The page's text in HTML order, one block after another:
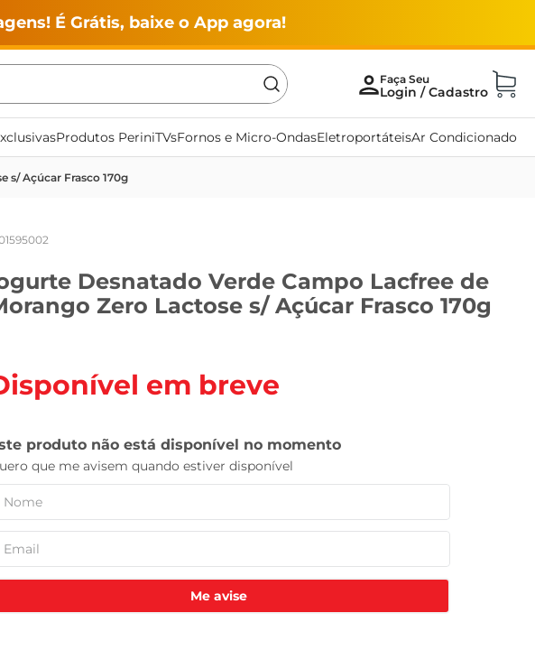
É Grátis, baixe o App agora!
Produtos PeriniTVsFornos e Micro-OndasEletroportáteisAr Condicionado
s/ Açúcar Frasco 170g
Desnatado Verde Campo Lacfree de
Zero Lactose s/ Açúcar Frasco 170g
em breve
Me avise